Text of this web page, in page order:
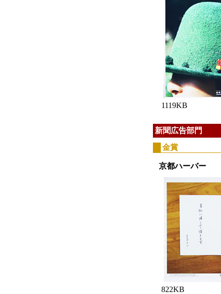
1119KB
新聞広告部門
金賞
京都ハーバー
822KB